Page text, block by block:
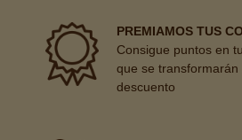
PREMIAMOS TUS
Consigue puntos en
que se transformarán
descuento